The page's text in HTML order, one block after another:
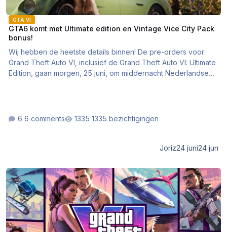
GTA VI
GTA6 komt met Ultimate edition en Vintage Vice City Pack
bonus!
Wij hebben de heetste details binnen! De pre-orders voor
Grand Theft Auto VI, inclusief de Grand Theft Auto VI: Ultimate
Edition, gaan morgen, 25 juni, om middernacht Nederlandse
6 comments 1335 bezichtigingen
Joriz24 juni24 jun
Preorders GTA6 starten op 25 juni!